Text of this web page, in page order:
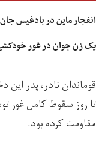
انفجار ماین در بادغیس
یک زن جوان در غور
قوماندان نادر، پدر
تا روز سقوط کامل غور
مقاومت کرده بود.